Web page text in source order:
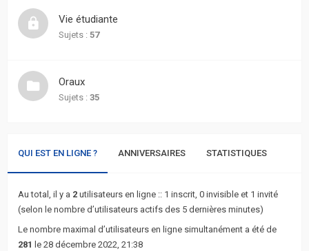
Recherche
avancée
L’équipe
Vie étudiante
Sujets : 57
Oraux
Sujets : 35
QUI EST EN LIGNE ? ANNIVERSAIRES STATISTIQUES
Au total, il y a 2 utilisateurs en ligne :: 1 inscrit, 0 invisible et 1 invité
(selon le nombre d’utilisateurs actifs des 5 dernières minutes)
Le nombre maximal d’utilisateurs en ligne simultanément a été de
281 le 28 décembre 2022, 21:38